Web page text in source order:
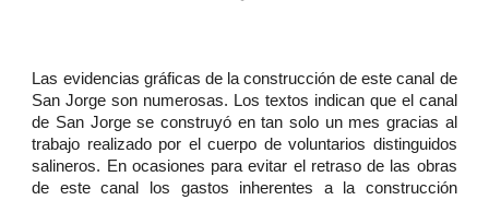
Las evidencias gráficas de la construcción de este canal de
San Jorge son numerosas. Los textos indican que el canal
de San Jorge se construyó en tan solo un mes gracias al
trabajo realizado por el cuerpo de voluntarios distinguidos
salineros. En ocasiones para evitar el retraso de las obras
de este canal los gastos inherentes a la construcción